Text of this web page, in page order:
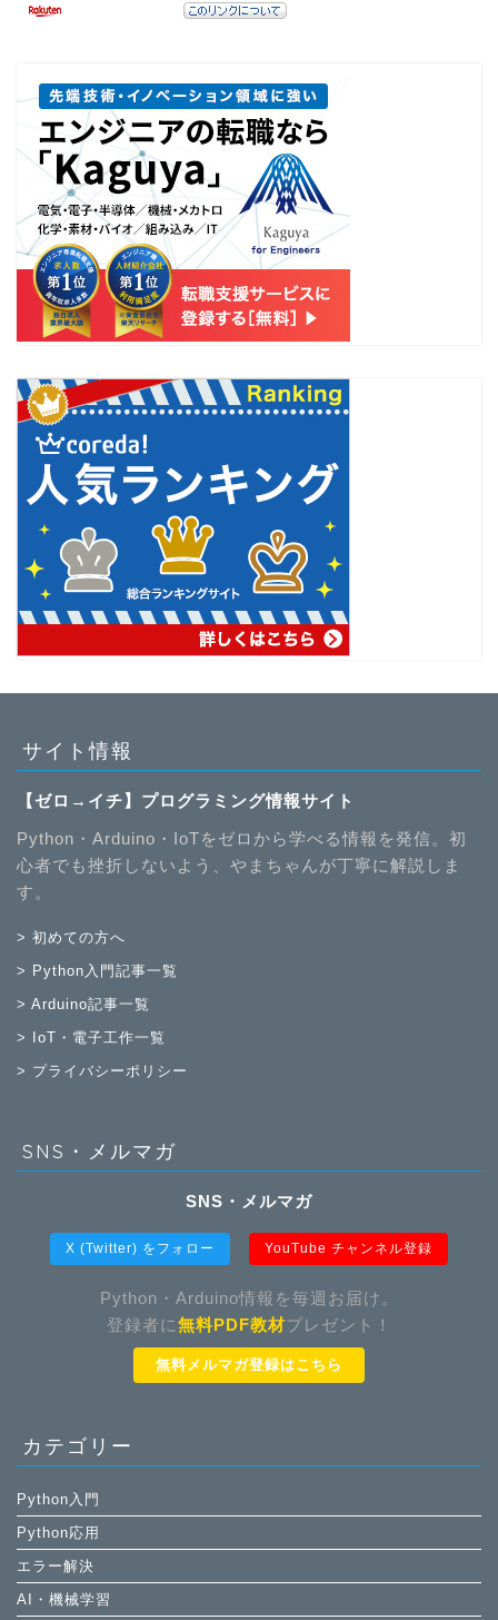
サイト情報
【ゼロ→イチ】プログラミング情報サイト
Python・Arduino・IoTをゼロから学べる情報を発信。初
心者でも挫折しないよう、やまちゃんが丁寧に解説しま
す。
> 初めての方へ
> Python入門記事一覧
> Arduino記事一覧
> IoT・電子工作一覧
> プライバシーポリシー
SNS・メルマガ
SNS・メルマガ
X (Twitter) をフォロー YouTube チャンネル登録
Python・Arduino情報を毎週お届け。
登録者に無料PDF教材プレゼント！
無料メルマガ登録はこちら
カテゴリー
Python入門
Python応用
エラー解決
AI・機械学習